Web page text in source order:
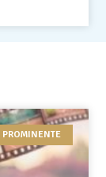
PROMINENTE